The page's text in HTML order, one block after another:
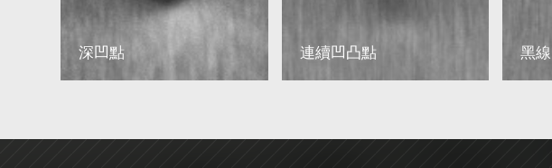
深凹點 連續凹凸點 黑線